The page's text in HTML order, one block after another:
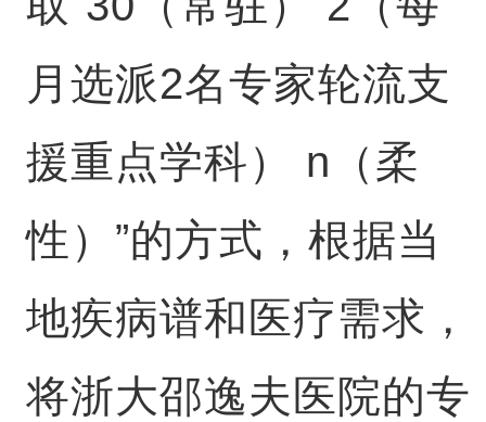
月选派2名专家轮流支
援重点学科） n（柔
性）”的方式，根据当
地疾病谱和医疗需求，
将浙大邵逸夫医院的专